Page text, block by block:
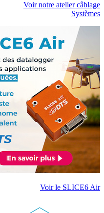
Voir notre atelier câblage
Systèmes
Voir le SLICE6 Air